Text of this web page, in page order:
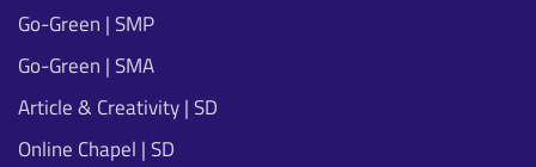
Go-Green | SMP
Go-Green | SMA
Article & Creativity | SD
Online Chapel | SD